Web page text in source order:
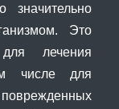
значительно
Это
лечения
числе для